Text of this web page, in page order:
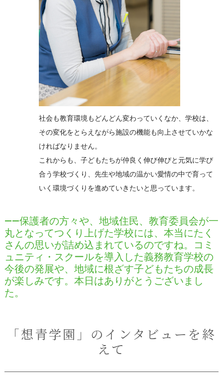
社会も教育環境もどんどん変わっていくなか、学校は、
その変化をとらえながら施設の機能も向上させていかな
ければなりません。
これからも、子どもたちが仲良く伸び伸びと元気に学び
合う学校づくり、先生や地域の温かい愛情の中で育って
いく環境づくりを進めていきたいと思っています。
――保護者の方々や、地域住民、教育委員会が一
丸となってつくり上げた学校には、本当にたく
さんの思いが詰め込まれているのですね。コミ
ュニティ・スクールを導入した義務教育学校の
今後の発展や、地域に根ざす子どもたちの成長
が楽しみです。本日はありがとうございまし
た。
「想青学園」のインタビューを終
えて